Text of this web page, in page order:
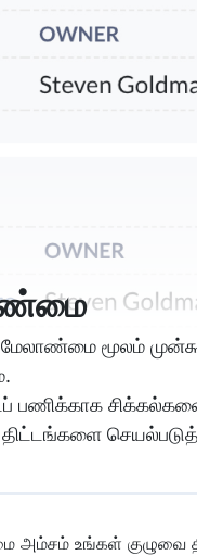
மூலம்
பணிக்காக
திட்டங்களை
உங்கள் குழுவை